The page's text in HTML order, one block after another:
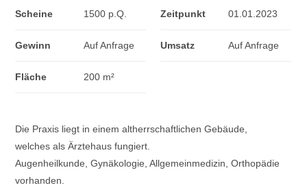
Scheine 1500 p.Q. Zeitpunkt 01.01.2023
Gewinn Auf Anfrage Umsatz Auf Anfrage
Fläche 200 m²
Die Praxis liegt in einem altherrschaftlichen Gebäude,
welches als Ärztehaus fungiert.
Augenheilkunde, Gynäkologie, Allgemeinmedizin, Orthopädie
vorhanden.